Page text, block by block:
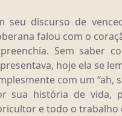
seu discurso de
falou com o
Sem saber
hoje ela se
com um “ah,
sua história de vida,
e todo o trabalho